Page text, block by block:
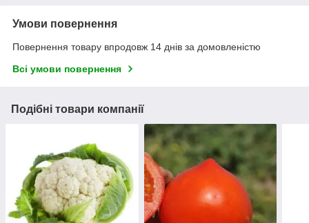
Умови повернення
Повернення товару впродовж 14 днів за домовленістю
Всі умови повернення
Подібні товари компанії